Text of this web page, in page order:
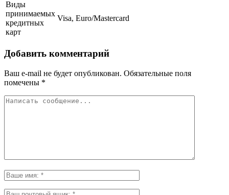
Виды
принимаемых
кредитных
карт
Visa, Euro/Mastercard
Добавить комментарий
Ваш e-mail не будет опубликован. Обязательные поля
помечены *